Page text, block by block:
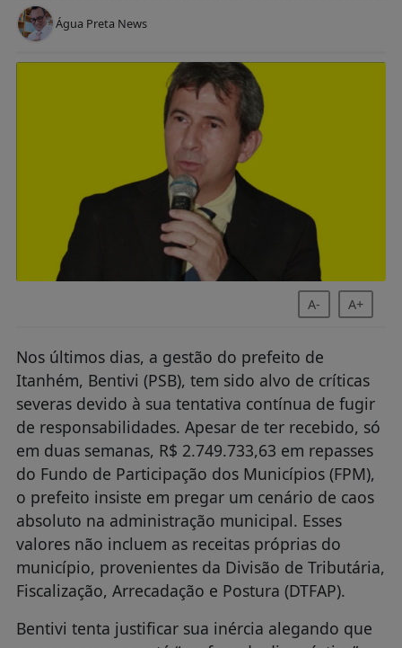
Água Preta News
A- A+
Nos últimos dias, a gestão do prefeito de
Itanhém, Bentivi (PSB), tem sido alvo de críticas
severas devido à sua tentativa contínua de fugir
de responsabilidades. Apesar de ter recebido, só
em duas semanas, R$ 2.749.733,63 em repasses
do Fundo de Participação dos Municípios (FPM),
o prefeito insiste em pregar um cenário de caos
absoluto na administração municipal. Esses
valores não incluem as receitas próprias do
município, provenientes da Divisão de Tributária,
Fiscalização, Arrecadação e Postura (DTFAP).
Bentivi tenta justificar sua inércia alegando que